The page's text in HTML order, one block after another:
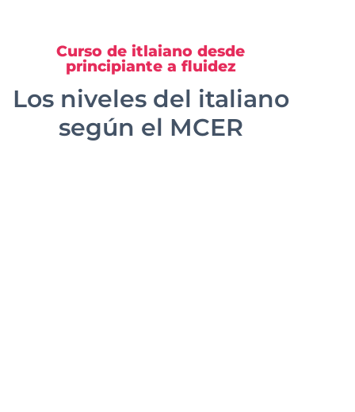
Curso de itlaiano desde
principiante a fluidez
Los niveles del italiano
según el MCER